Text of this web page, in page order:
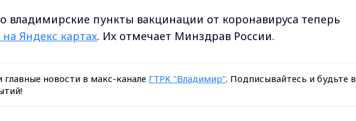
владимирские пункты вакцинации от коронавируса теперь
Яндекс картах. Их отмечает Минздрав России.
новости в макс-канале ГТРК "Владимир". Подписывайтесь и будьте в